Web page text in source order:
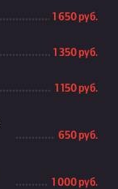
1 650 руб.
1 350 руб.
1 150 руб.
650 руб.
1 000 руб.